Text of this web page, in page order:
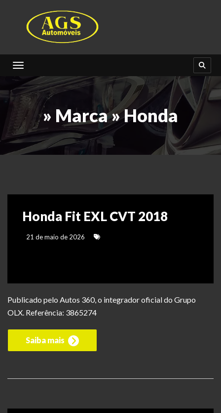
Toggle navigation
» Marca » Honda
Honda Fit EXL CVT 2018
21 de maio de 2026
Publicado pelo Autos 360, o integrador oficial do Grupo
OLX. Referência: 3865274
Saiba mais